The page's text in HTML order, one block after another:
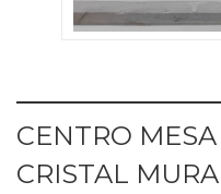
CENTRO
CRISTAL